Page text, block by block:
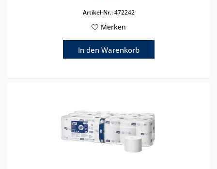
Artikel-Nr.:472242
Merken
In den Warenkorb